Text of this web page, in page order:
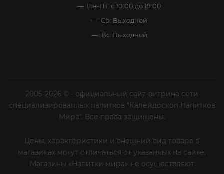
Пн-Пт: с 10:00 до 19:00
Сб: Выходной
Вс: Выходной
2005-2026 © - официальный сайт-витрина сети
специализированных напитков "Калейдоскоп Напитков
Мира". Все права защищены.
Цены, характеристики и внешний вид товара в
магазинах могут отличаться от указанных на сайте.
Магазины «Напитки мира» не осуществляют